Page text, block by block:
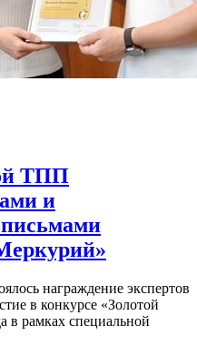
ТПП
и
награждение экспертов
в конкурсе «Золотой
в рамках специальной